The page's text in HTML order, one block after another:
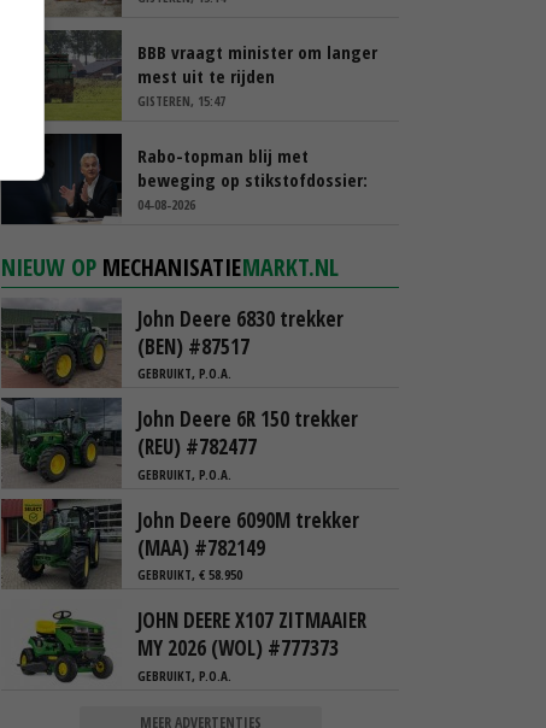
BBB vraagt minister om langer
mest uit te rijden
GISTEREN, 15:47
Rabo-topman blij met
beweging op stikstofdossier:
‘Verdienmodel van boeren blijft
04-08-2026
NIEUW OP MECHANISATIEMARKT.NL
John Deere 6830 trekker
(BEN) #87517
GEBRUIKT, P.O.A.
John Deere 6R 150 trekker
(REU) #782477
GEBRUIKT, P.O.A.
John Deere 6090M trekker
(MAA) #782149
GEBRUIKT, € 58.950
JOHN DEERE X107 ZITMAAIER
MY 2026 (WOL) #777373
GEBRUIKT, P.O.A.
MEER ADVERTENTIES